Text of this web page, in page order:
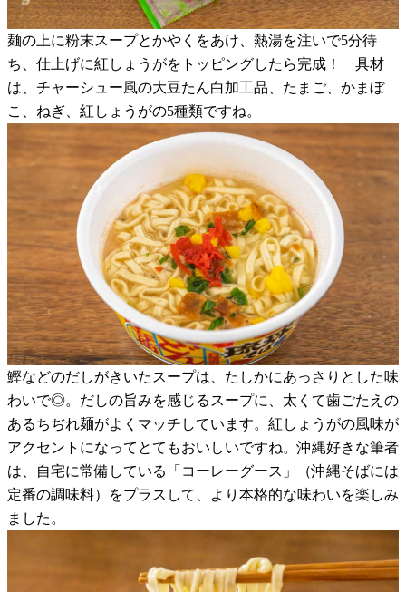
麺の上に粉末スープとかやくをあけ、熱湯を注いで5分待
ち、仕上げに紅しょうがをトッピングしたら完成！ 具材
は、チャーシュー風の大豆たん白加工品、たまご、かまぼ
こ、ねぎ、紅しょうがの5種類ですね。
鰹などのだしがきいたスープは、たしかにあっさりとした味
わいで◎。だしの旨みを感じるスープに、太くて歯ごたえの
あるちぢれ麺がよくマッチしています。紅しょうがの風味が
アクセントになってとてもおいしいですね。沖縄好きな筆者
は、自宅に常備している「コーレーグース」（沖縄そばには
定番の調味料）をプラスして、より本格的な味わいを楽しみ
ました。